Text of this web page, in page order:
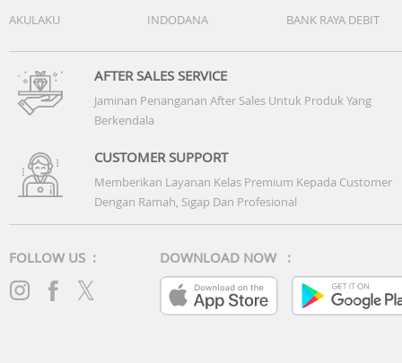
AKULAKU
INDODANA BANK RAYA DEBIT
AFTER SALES SERVICE
Jaminan Penanganan After Sales Untuk Produk Yang
Berkendala
CUSTOMER SUPPORT
Memberikan Layanan Kelas Premium Kepada Customer
Dengan Ramah, Sigap Dan Profesional
FOLLOW US : DOWNLOAD NOW :